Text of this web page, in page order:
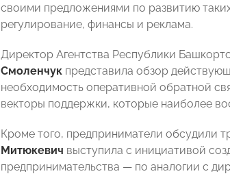
своими предложениями по развитию
регулирование, финансы и реклама.
Директор Агентства Республики
Смоленчук представила обзор
необходимость оперативной обратной
векторы поддержки, которые наиболее
Кроме того, предприниматели обсудили
Митюкевич выступила с инициативой
предпринимательства — по аналогии с